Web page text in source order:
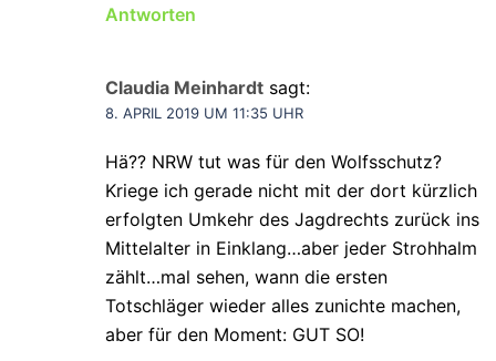
Antworten
Claudia Meinhardt sagt:
8. APRIL 2019 UM 11:35 UHR
Hä?? NRW tut was für den Wolfsschutz?
Kriege ich gerade nicht mit der dort kürzlich
erfolgten Umkehr des Jagdrechts zurück ins
Mittelalter in Einklang…aber jeder Strohhalm
zählt…mal sehen, wann die ersten
Totschläger wieder alles zunichte machen,
aber für den Moment: GUT SO!